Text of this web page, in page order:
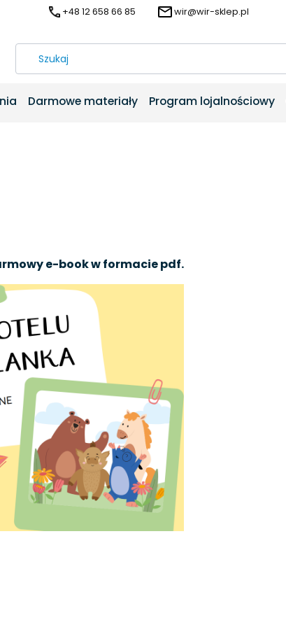
+48 12 658 66 85 wir@wir-sklep.pl
Darmowe materiały Program lojalnościowy
e-book w formacie pdf.